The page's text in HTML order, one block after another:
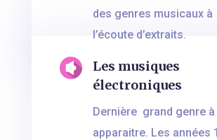
des genres musicaux à
l’écoute d’extraits.
Les musiques
électroniques
Dernière grand genre à
apparaitre. Les années